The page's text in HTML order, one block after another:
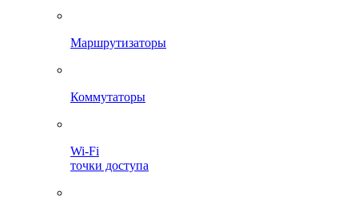
Маршрутизаторы
Коммутаторы
Wi-Fi
точки доступа